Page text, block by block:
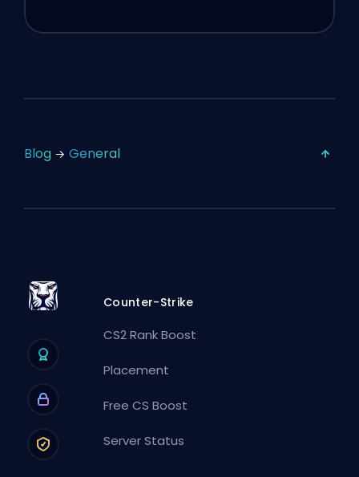
Blog General
Counter-Strike
CS2 Rank Boost
Placement
Free CS Boost
Server Status